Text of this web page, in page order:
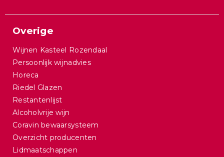
Overige
Wijnen Kasteel Rozendaal
Persoonlijk wijnadvies
Horeca
Riedel Glazen
Restantenlijst
Alcoholvrije wijn
Coravin bewaarsysteem
Overzicht producenten
Lidmaatschappen